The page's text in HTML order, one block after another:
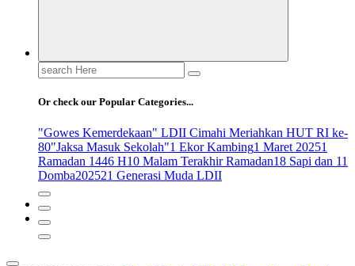
Search
for:
Or check our Popular Categories...
"Gowes Kemerdekaan" LDII Cimahi Meriahkan HUT RI ke-
80"Jaksa Masuk Sekolah"1 Ekor Kambing1 Maret 20251
Ramadan 1446 H10 Malam Terakhir Ramadan18 Sapi dan 11
Domba202521 Generasi Muda LDII